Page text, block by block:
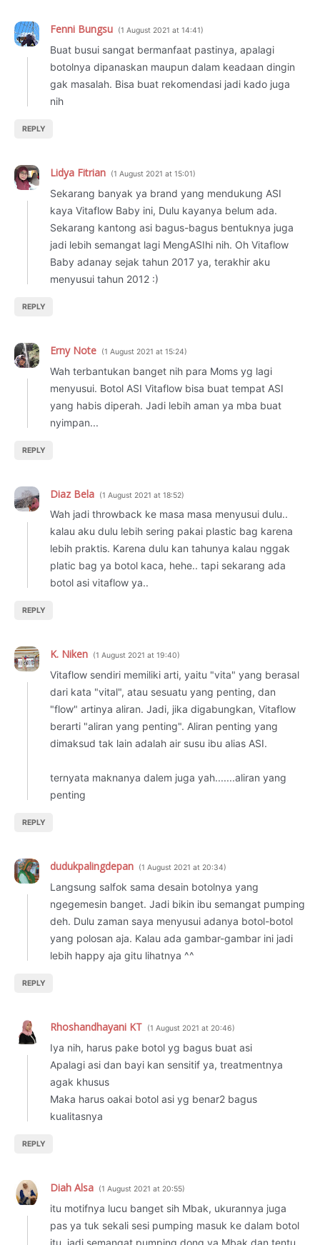
Fenni Bungsu 1 August 2021 at 14:41
Buat busui sangat bermanfaat pastinya, apalagi
botolnya dipanaskan maupun dalam keadaan dingin
gak masalah. Bisa buat rekomendasi jadi kado juga
nih
REPLY
Lidya Fitrian 1 August 2021 at 15:01
Sekarang banyak ya brand yang mendukung ASI
kaya Vitaflow Baby ini, Dulu kayanya belum ada.
Sekarang kantong asi bagus-bagus bentuknya juga
jadi lebih semangat lagi MengASIhi nih. Oh Vitaflow
Baby adanay sejak tahun 2017 ya, terakhir aku
menyusui tahun 2012 :)
REPLY
Erny Note 1 August 2021 at 15:24
Wah terbantukan banget nih para Moms yg lagi
menyusui. Botol ASI Vitaflow bisa buat tempat ASI
yang habis diperah. Jadi lebih aman ya mba buat
nyimpan...
REPLY
Diaz Bela 1 August 2021 at 18:52
Wah jadi throwback ke masa masa menyusui dulu..
kalau aku dulu lebih sering pakai plastic bag karena
lebih praktis. Karena dulu kan tahunya kalau nggak
platic bag ya botol kaca, hehe.. tapi sekarang ada
botol asi vitaflow ya..
REPLY
K. Niken 1 August 2021 at 19:40
Vitaflow sendiri memiliki arti, yaitu "vita" yang berasal
dari kata "vital", atau sesuatu yang penting, dan
"flow" artinya aliran. Jadi, jika digabungkan, Vitaflow
berarti "aliran yang penting". Aliran penting yang
dimaksud tak lain adalah air susu ibu alias ASI.
ternyata maknanya dalem juga yah.......aliran yang
penting
REPLY
dudukpalingdepan 1 August 2021 at 20:34
Langsung salfok sama desain botolnya yang
ngegemesin banget. Jadi bikin ibu semangat pumping
deh. Dulu zaman saya menyusui adanya botol-botol
yang polosan aja. Kalau ada gambar-gambar ini jadi
lebih happy aja gitu lihatnya ^^
REPLY
Rhoshandhayani KT 1 August 2021 at 20:46
Iya nih, harus pake botol yg bagus buat asi
Apalagi asi dan bayi kan sensitif ya, treatmentnya
agak khusus
Maka harus oakai botol asi yg benar2 bagus
kualitasnya
REPLY
Diah Alsa 1 August 2021 at 20:55
itu motifnya lucu banget sih Mbak, ukurannya juga
pas ya tuk sekali sesi pumping masuk ke dalam botol
itu, jadi semangat pumping dong ya Mbak dan tentu